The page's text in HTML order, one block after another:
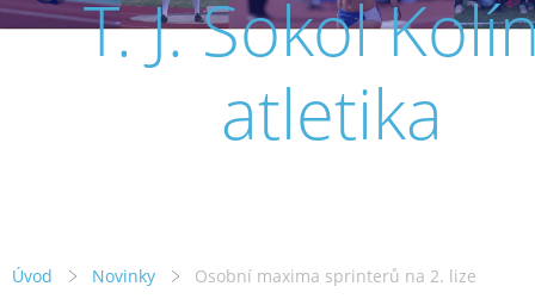
T. J. Sokol
atletika
Úvod Novinky Osobní maxima sprinterů na 2. lize